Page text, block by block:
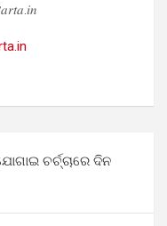
ଚର୍ଚ୍ଚାରେ ଦିନ